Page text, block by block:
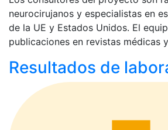
neurocirujanos y especialistas en
de la UE y Estados Unidos. El
publicaciones en revistas médicas
Resultados de